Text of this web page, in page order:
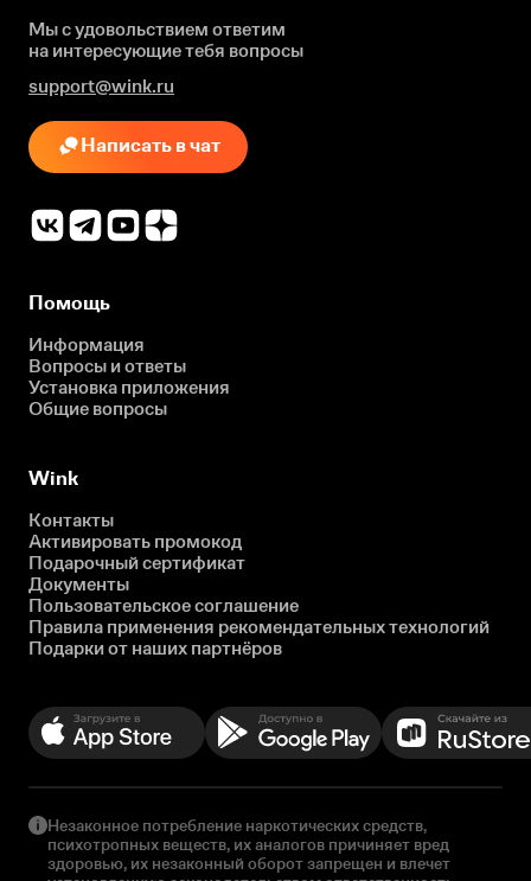
Мы с удовольствием ответим
на интересующиетебя вопросы
support@wink.ru
Написать в чат
Помощь
Информация
Вопросы и ответы
Установка приложения
Общие вопросы
Wink
Контакты
Активировать промокод
Подарочный сертификат
Документы
Пользовательское соглашение
Правила применения рекомендательных технологий
Подарки от наших партнёров
Незаконное потребление наркотических средств,
психотропных веществ, их аналогов причиняет вред
здоровью, их незаконный оборот запрещен и влечет